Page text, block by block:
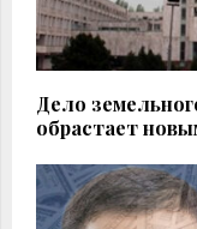
Дело
обрастает